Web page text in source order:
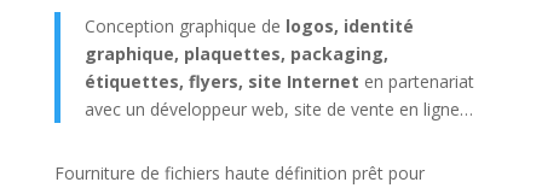
Conception graphique de logos, identité
graphique, plaquettes, packaging,
étiquettes, flyers, site Internet en partenariat
avec un développeur web, site de vente en ligne…
Fourniture de fichiers haute définition prêt pour